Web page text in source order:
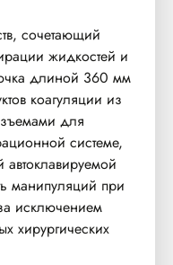
сочетающий
жидкостей и
длиной 360 мм
коагуляции из
для
системе,
автоклавируемой
манипуляций при
исключением
хирургических